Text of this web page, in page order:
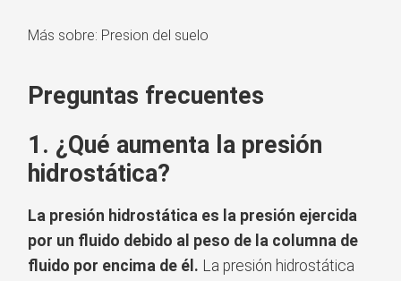
Más sobre: Presion del suelo
Preguntas frecuentes
1. ¿Qué aumenta la presión
hidrostática?
La presión hidrostática es la presión ejercida
por un fluido debido al peso de la columna de
fluido por encima de él. La presión hidrostática